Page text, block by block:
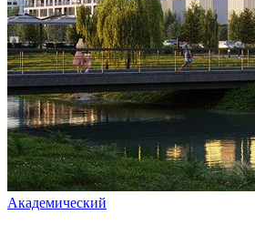
Академический